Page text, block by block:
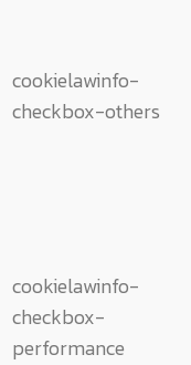
cookielawinfo-
checkbox-others
cookielawinfo-
checkbox-
performance